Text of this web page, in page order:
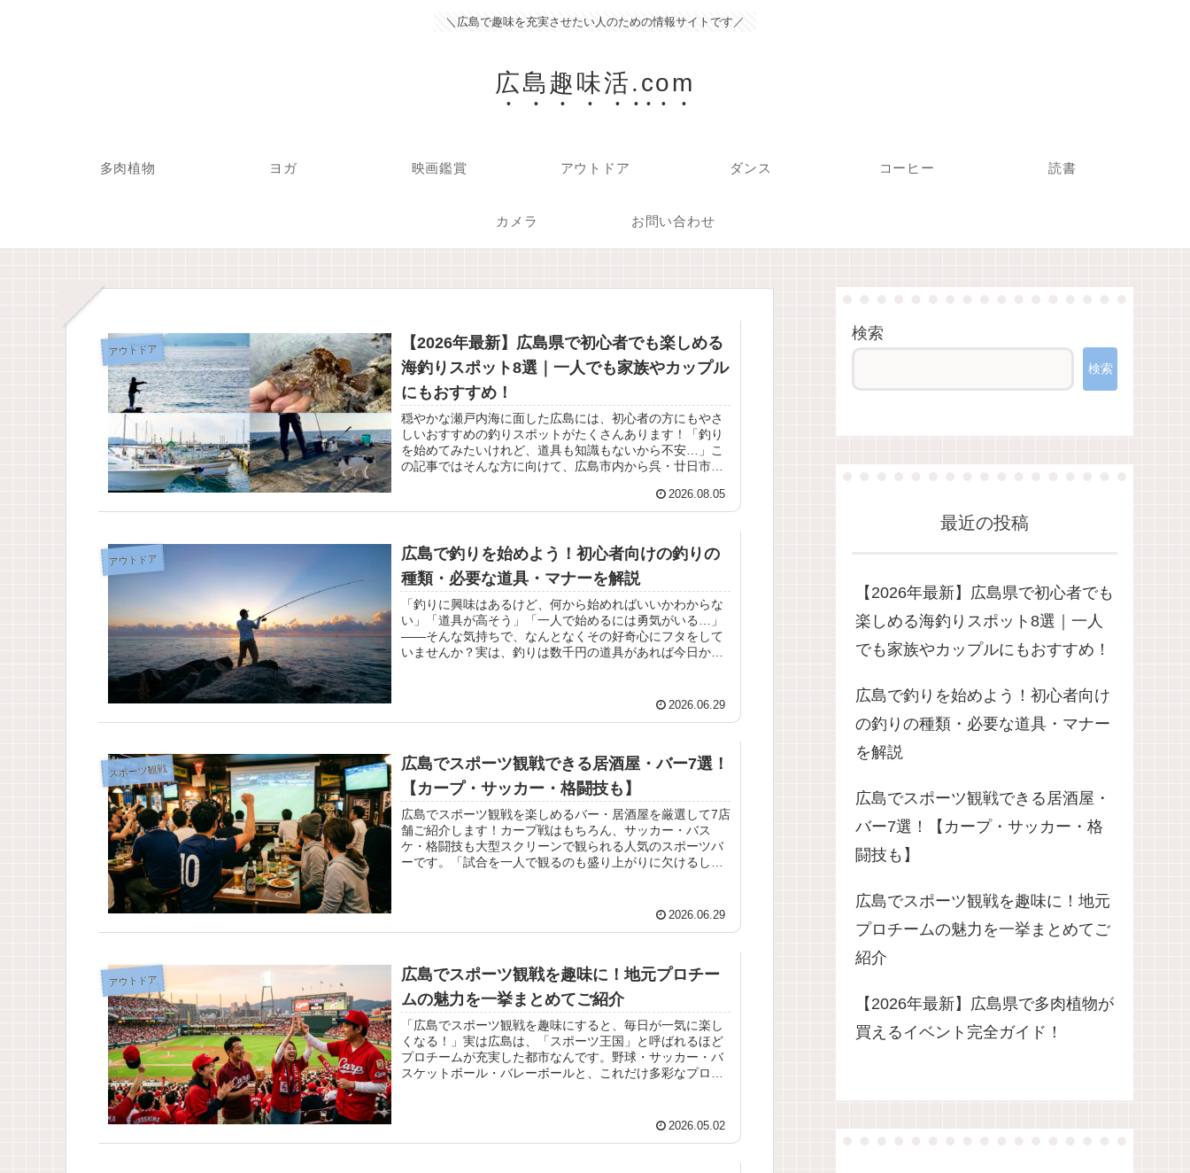
＼広島で趣味を充実させたい人のための情報サイトです／
広島趣味活.com
多肉植物 ヨガ 映画鑑賞 アウトドア ダンス コーヒー 読書
カメラ お問い合わせ
アウトドア
【2026年最新】広島県で初心者でも楽しめる
海釣りスポット8選｜一人でも家族やカップル
にもおすすめ！
穏やかな瀬戸内海に面した広島には、初心者の方にもやさ
しいおすすめの釣りスポットがたくさんあります！「釣り
を始めてみたいけれど、道具も知識もないから不安…」こ
の記事ではそんな方に向けて、広島市内から呉・廿日市・
2026.08.05
アウトドア
広島で釣りを始めよう！初心者向けの釣りの
種類・必要な道具・マナーを解説
「釣りに興味はあるけど、何から始めればいいかわからな
い」「道具が高そう」「一人で始めるには勇気がいる…」
——そんな気持ちで、なんとなくその好奇心にフタをして
いませんか？実は、釣りは数千円の道具があれば今日から
2026.06.29
スポーツ観戦
広島でスポーツ観戦できる居酒屋・バー7選！
【カープ・サッカー・格闘技も】
広島でスポーツ観戦を楽しめるバー・居酒屋を厳選して7店
舗ご紹介します！カープ戦はもちろん、サッカー・バス
ケ・格闘技も大型スクリーンで観られる人気のスポーツバ
ーです。「試合を一人で観るのも盛り上がりに欠けるし、
2026.06.29
アウトドア
広島でスポーツ観戦を趣味に！地元プロチー
ムの魅力を一挙まとめてご紹介
「広島でスポーツ観戦を趣味にすると、毎日が一気に楽し
くなる！」実は広島は、「スポーツ王国」と呼ばれるほど
プロチームが充実した都市なんです。野球・サッカー・バ
スケットボール・バレーボールと、これだけ多彩なプロス
2026.05.02
検索
検索
最近の投稿
【2026年最新】広島県で初心者でも
楽しめる海釣りスポット8選｜一人
でも家族やカップルにもおすすめ！
広島で釣りを始めよう！初心者向け
の釣りの種類・必要な道具・マナー
を解説
広島でスポーツ観戦できる居酒屋・
バー7選！【カープ・サッカー・格
闘技も】
広島でスポーツ観戦を趣味に！地元
プロチームの魅力を一挙まとめてご
紹介
【2026年最新】広島県で多肉植物が
買えるイベント完全ガイド！